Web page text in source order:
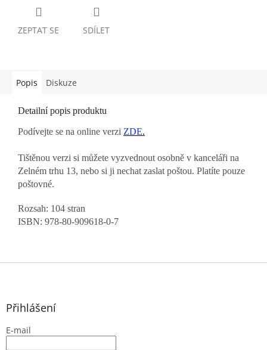
ZEPTAT SE SDÍLET
Popis Diskuze
Detailní popis produktu
Podívejte se na online verzi ZDE.
Tištěnou verzi si můžete vyzvednout osobně v kanceláři na
Zelném trhu 13, nebo si ji nechat zaslat poštou. Platíte pouze
poštovné.
Rozsah: 104 stran
ISBN: 978-80-909618-0-7
Z
Přihlášení
E-mail